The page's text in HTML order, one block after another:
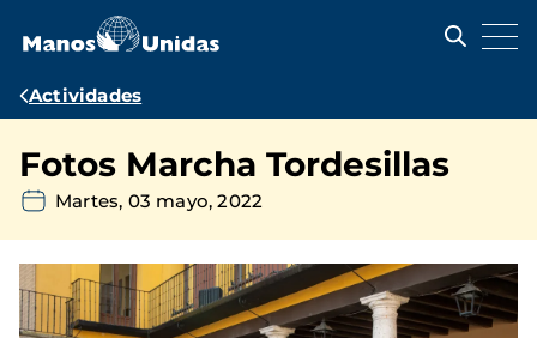
contenido
Ruta
navegación
Actividades
Fotos Marcha Tordesillas
Martes, 03 mayo, 2022